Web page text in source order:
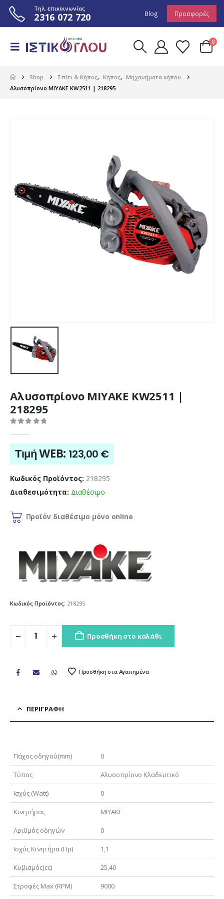
Τηλ. επικοινωνίας
2316 072 720 Blog Προσφορές
0
Shop Σπίτι & Κήπος, Κήπος, Μηχανήματα κήπου
Αλυσοπρίονο MIYAKE KW2511 | 218295
Αλυσοπρίονο MIYAKE KW2511 |
218295
Τιμή WEB: 123,00 €
Κωδικός Προϊόντος: 218295
Διαθεσιμότητα: Διαθέσιμο
Προϊόν διαθέσιμο μόνο online
Κωδικός Προϊόντος: 218295
Προσθήκη στο καλάθι
Προσθήκη στα Αγαπημένα
ΠΕΡΙΓΡΑΦΉ
Πάχος οδηγού(mm) 0
Τύπoς Αλυσοπρίονο Κλαδευτικό
Ισχύς (Watt) 0
Κινητήρας MIYAKE
Αριθμός οδηγών 0
Ισχύς Κινητήρα (Hp) 1,1
Κυβισμός(cc) 25,40
Στροφές Μax (RPM) 9000